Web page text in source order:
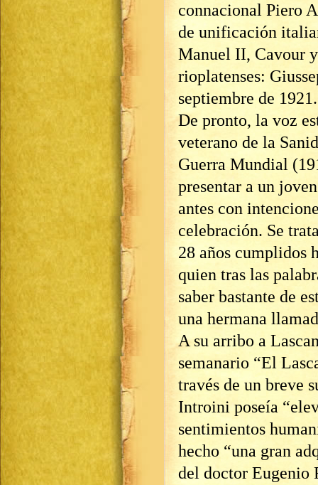
connacional Piero
de unificación
Manuel II, Cavour
rioplatenses:
septiembre de 1921.
De pronto, la voz
veterano de la
Guerra Mundial
presentar a un
antes con
celebración. Se
28 años cumplidos
quien tras las
saber bastante de
una hermana
A su arribo a
semanario “El
través de un breve
Introini poseía
sentimientos
hecho “una gran
del doctor Eugenio